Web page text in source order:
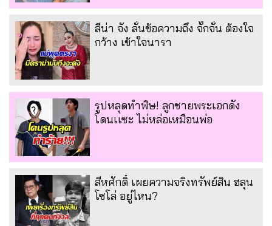
ลีน่า จัง ลั่นข้อความถึง จั๊กจั่น ต้องใจ
กว้าง เข้าใจนารา
รูปหลุดทำพิษ! ลูกชายพระเอกดัง
โดนเเซะ ไม่หล่อเหมือนพ่อ
สีหศักดิ์ เผยความจริงทรัพย์สิน ฮลุน
โซโล่ อยู่ไหน?